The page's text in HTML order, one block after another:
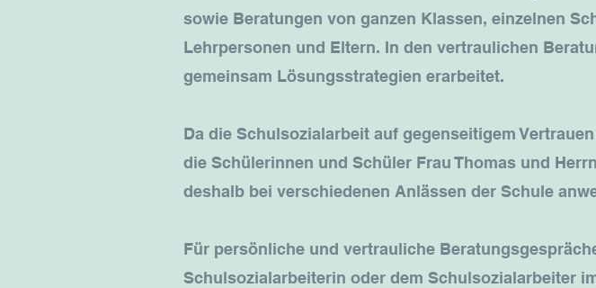
sowie Beratungen von ganzen Klassen, einzelnen
Lehrpersonen und Eltern. In den vertraulichen
gemeinsam Lösungsstrategien erarbeitet.
Da die Schulsozialarbeit auf gegenseitigem
die Schülerinnen und Schüler Frau Thomas und
deshalb bei verschiedenen Anlässen der Schule
Für persönliche und vertrauliche
Schulsozialarbeiterin oder dem Schulsozialarbeiter